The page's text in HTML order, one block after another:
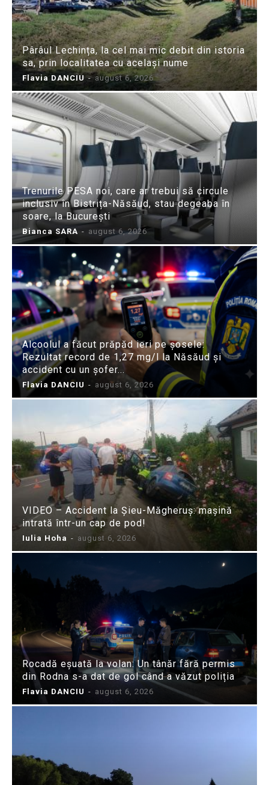
Pârâul Lechința, la cel mai mic debit din istoria
sa, prin localitatea cu același nume
Flavia DANCIU - august 6, 2026
Trenurile PESA noi, care ar trebui să circule
inclusiv în Bistrița-Năsăud, stau degeaba în
soare, la București
Bianca SARA - august 6, 2026
Alcoolul a făcut prăpăd ieri pe șosele:
Rezultat record de 1,27 mg/l la Năsăud și
accident cu un șofer...
Flavia DANCIU - august 6, 2026
VIDEO – Accident la Șieu-Măgheruș: mașină
intrată într-un cap de pod!
Iulia Hoha - august 6, 2026
Rocadă eșuată la volan: Un tânăr fără permis
din Rodna s-a dat de gol când a văzut poliția
Flavia DANCIU - august 6, 2026